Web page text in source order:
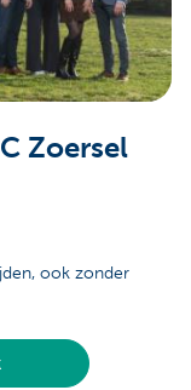
Zoersel
ook zonder